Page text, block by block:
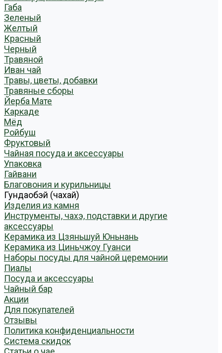
Габа
Зеленый
Желтый
Красный
Черный
Травяной
Иван чай
Травы, цветы, добавки
Травяные сборы
Йерба Мате
Каркаде
Мёд
Ройбуш
Фруктовый
Чайная посуда и аксессуары
Упаковка
Гайвани
Благовония и курильницы
Гундаобэй (чахай)
Изделия из камня
Инструменты, чахэ, подставки и другие
аксессуары
Керамика из Цзяньшуй Юньнань
Керамика из Циньчжоу Гуанси
Наборы посуды для чайной церемонии
Пиалы
Посуда и аксессуары
Чайный бар
Акции
Для покупателей
Отзывы
Политика конфиденциальности
Система скидок